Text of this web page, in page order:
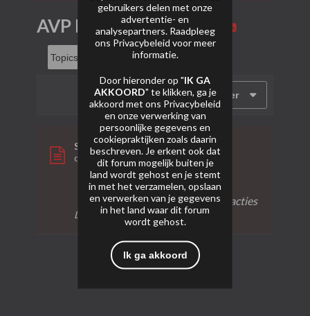
AVP Discord Server
Filter
Sticky:
AVP Discord
doorArjan
1
reactie
2,452
weergaven
0
reacties
Laatste bericht 17-09-2024, 15:25
gebruikers delen met onze
advertentie- en
analysepartners. Raadpleeg
ons Privacybeleid voor meer
informatie.
Door hieronder op "IK GA
AKKOORD" te klikken, ga je
akkoord met ons Privacybeleid
en onze verwerking van
persoonlijke gegevens en
cookiepraktijken zoals daarin
beschreven. Je erkent ook dat
dit forum mogelijk buiten je
land wordt gehost en je stemt
in met het verzamelen, opslaan
en verwerken van je gegevens
in het land waar dit forum
wordt gehost.
Ik ga akkoord